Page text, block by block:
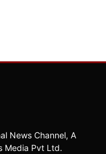
News Channel, A
Media Pvt Ltd.